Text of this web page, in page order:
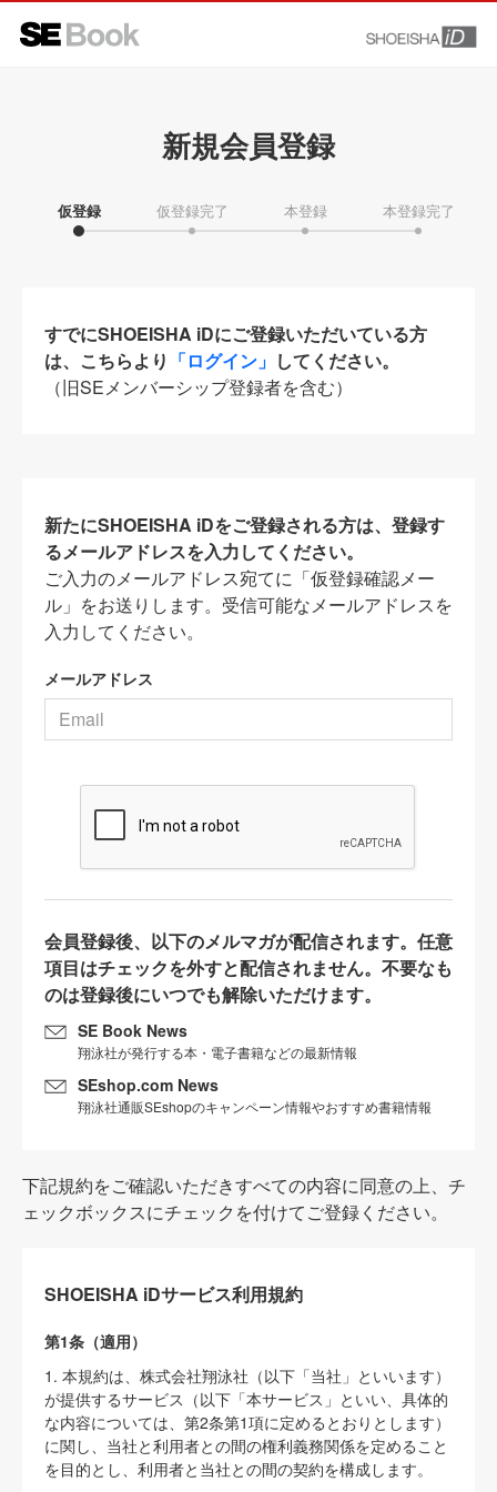
新規会員登録
仮登録 仮登録完了 本登録 本登録完了
すでにSHOEISHA iDにご登録いただいている方
は、こちらより 「ログイン」 してください。
（旧SEメンバーシップ登録者を含む）
新たにSHOEISHA iDをご登録される方は、登録す
るメールアドレスを入力してください。
ご入力のメールアドレス宛てに「仮登録確認メー
ル」をお送りします。受信可能なメールアドレスを
入力してください。
メールアドレス
会員登録後、以下のメルマガが配信されます。任意
項目はチェックを外すと配信されません。不要なも
のは登録後にいつでも解除いただけます。
SE Book News
翔泳社が発行する本・電子書籍などの最新情報
SEshop.com News
翔泳社通販SEshopのキャンペーン情報やおすすめ書籍情報
下記規約をご確認いただきすべての内容に同意の上、チ
ェックボックスにチェックを付けてご登録ください。
SHOEISHA iDサービス利用規約
第1条（適用）
1. 本規約は、株式会社翔泳社（以下「当社」といいます）
が提供するサービス（以下「本サービス」といい、具体的
な内容については、第2条第1項に定めるとおりとします）
に関し、当社と利用者との間の権利義務関係を定めること
を目的とし、利用者と当社との間の契約を構成します。